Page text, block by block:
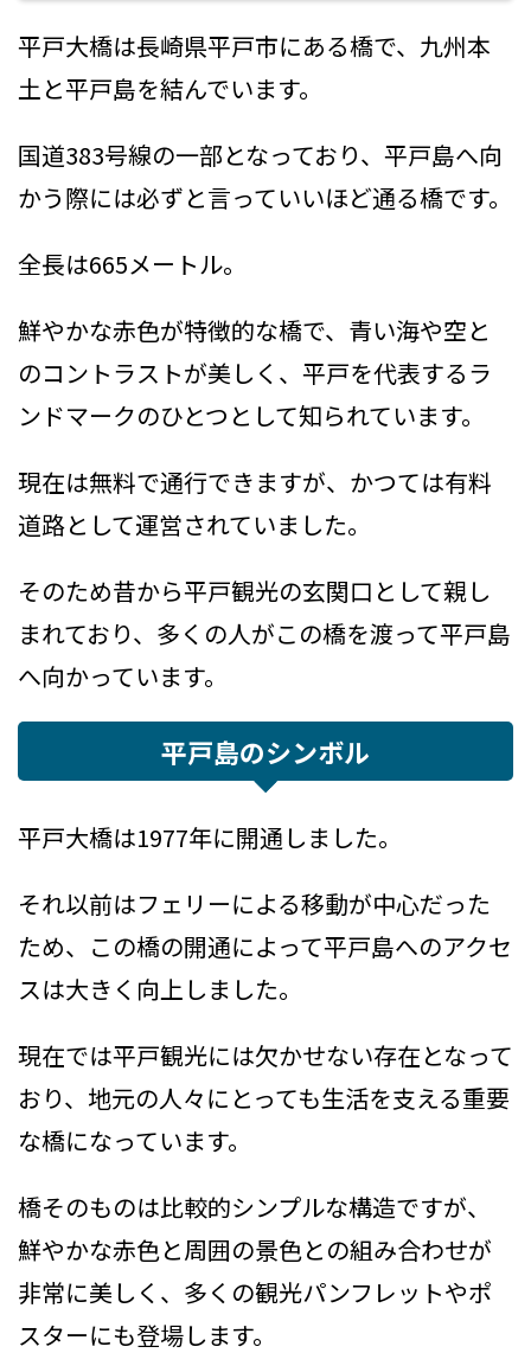
平戸大橋は長崎県平戸市にある橋で、九州本
土と平戸島を結んでいます。
国道383号線の一部となっており、平戸島へ向
かう際には必ずと言っていいほど通る橋です。
全長は665メートル。
鮮やかな赤色が特徴的な橋で、青い海や空と
のコントラストが美しく、平戸を代表するラ
ンドマークのひとつとして知られています。
現在は無料で通行できますが、かつては有料
道路として運営されていました。
そのため昔から平戸観光の玄関口として親し
まれており、多くの人がこの橋を渡って平戸島
へ向かっています。
平戸島のシンボル
平戸大橋は1977年に開通しました。
それ以前はフェリーによる移動が中心だった
ため、この橋の開通によって平戸島へのアクセ
スは大きく向上しました。
現在では平戸観光には欠かせない存在となって
おり、地元の人々にとっても生活を支える重要
な橋になっています。
橋そのものは比較的シンプルな構造ですが、
鮮やかな赤色と周囲の景色との組み合わせが
非常に美しく、多くの観光パンフレットやポ
スターにも登場します。